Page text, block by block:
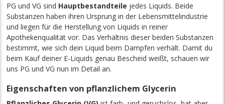
PG und VG sind Hauptbestandteile jedes Liquids. Beide
Substanzen haben ihren Ursprung in der Lebensmittelindustrie
und liegen für die Herstellung von Liquids in reiner
Apothekenqualität vor. Das Verhältnis dieser beiden Substanzen
bestimmt, wie sich dein Liquid beim Dampfen verhält. Damit du
beim Kauf deiner E-Liquids genau Bescheid weißt, schauen wir
uns PG und VG nun im Detail an.
Eigenschaften von pflanzlichem Glycerin